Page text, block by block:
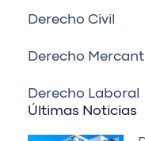
Derecho Civil
Derecho
Derecho Laboral
Últimas Noticias